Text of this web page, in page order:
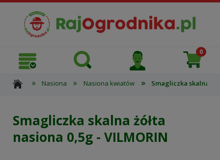
» Nasiona » Nasiona kwiatów » Smagliczka skalna
Smagliczka skalna żółta
nasiona 0,5g - VILMORIN